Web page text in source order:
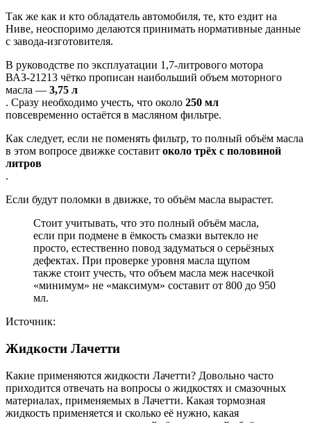
Так же как и кто обладатель автомобиля, те, кто ездит на
Ниве, неоспоримо делаются принимать нормативные данные
с завода-изготовителя.
В руководстве по эксплуатации 1,7-литрового мотора
ВАЗ-21213 чётко прописан наибольший объем моторного
масла — 3,75 л
. Сразу необходимо учесть, что около 250 мл
повсевременно остаётся в масляном фильтре.
Как следует, если не поменять фильтр, то полный объём масла
в этом вопросе движке составит около трёх с половиной
литров
.
Если будут поломки в движке, то объём масла вырастет.
Стоит учитывать, что это полный объём масла,
если при подмене в ёмкость смазки вытекло не
просто, естественно повод задуматься о серьёзных
дефектах. При проверке уровня масла щупом
также стоит учесть, что объем масла меж насечкой
«минимум» не «максимум» составит от 800 до 950
мл.
Источник:
Жидкости Лачетти
Какие применяются жидкости Лачетти? Довольно часто
приходится отвечать на вопросы о жидкостях и смазочных
материалах, применяемых в Лачетти. Какая тормозная
жидкость применяется и сколько её нужно, какая